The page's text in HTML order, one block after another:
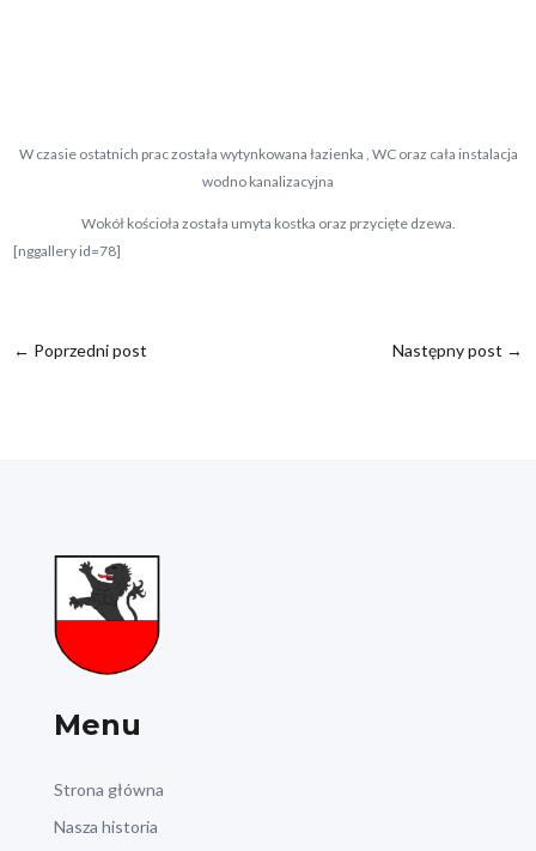
W czasie ostatnich prac została wytynkowana łazienka , WC oraz cała instalacja
wodno kanalizacyjna
Wokół kościoła została umyta kostka oraz przycięte dzewa.
[nggallery id=78]
← Poprzedni post Następny post →
Menu
Strona główna
Nasza historia